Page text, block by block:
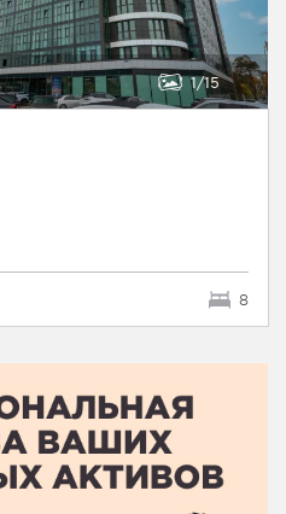
1 15
8